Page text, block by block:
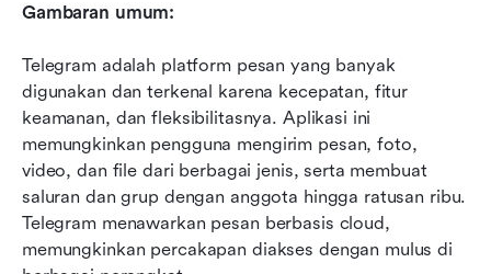
Gambaran umum:
Telegram adalah platform pesan yang banyak
digunakan dan terkenal karena kecepatan, fitur
keamanan, dan fleksibilitasnya. Aplikasi ini
memungkinkan pengguna mengirim pesan, foto,
video, dan file dari berbagai jenis, serta membuat
saluran dan grup dengan anggota hingga ratusan ribu.
Telegram menawarkan pesan berbasis cloud,
memungkinkan percakapan diakses dengan mulus di